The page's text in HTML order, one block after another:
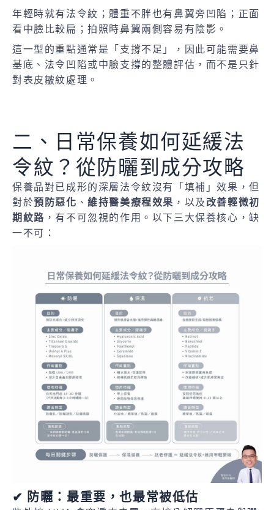
年輕時就有法令紋；體重不胖也有鼻翼旁凹陷；正面
看中臉比較扁；拍照時鼻翼兩側容易有陰影。
這一型的重點通常是「支撐不足」，因此可能需要鼻
基底、法令凹陷或中臉支撐的整體評估，而不是只針
對表皮皺紋處理。
二、日常保養如何延緩法
令紋？從防曬到成分攻略
保養品對已成形的深層法令紋沒有「填補」效果，但
對於預防惡化 、維持醫美療程效果 ，以及 改善輕微初
期紋路 ，有不可忽視的作用。以下三大保養核心，缺
一不可：
✔ 防曬：最重要，也最常被低估